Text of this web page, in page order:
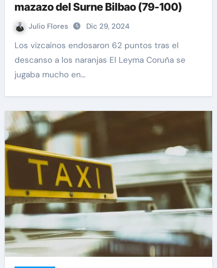
mazazo del Surne Bilbao (79-100)
Julio Flores Dic 29, 2024
Los vizcaínos endosaron 62 puntos tras el
descanso a los naranjas El Leyma Coruña se
jugaba mucho en…